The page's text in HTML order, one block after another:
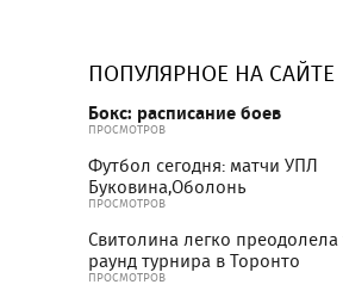
ПОПУЛЯРНОЕ НА САЙТЕ
Бокс: расписание боев
ПРОСМОТРОВ
Футбол сегодня: матчи УПЛ
Буковина,Оболонь
ПРОСМОТРОВ
Свитолина легко преодолела
раунд турнира в Торонто
ПРОСМОТРОВ